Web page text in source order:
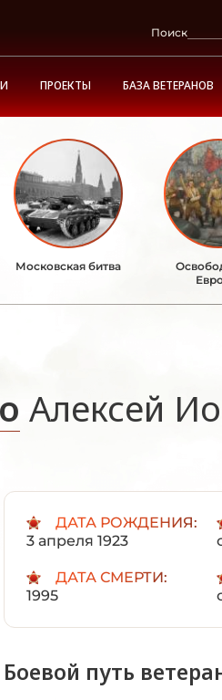
Поиск
ПРОЕКТЫ БАЗА ВЕТЕРАНОВ
Московская битва
Алексей
ДАТА РОЖДЕНИЯ:
3 апреля 1923
ДАТА СМЕРТИ:
1995
Боевой путь